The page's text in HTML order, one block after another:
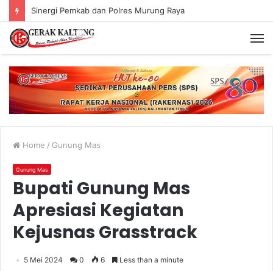
Sinergi Pemkab dan Polres Murung Raya
Home / Gunung Mas
Gunung Mas
Bupati Gunung Mas
Apresiasi Kegiatan
Kejusnas Grasstrack
5 Mei 2024 0 6 Less than a minute